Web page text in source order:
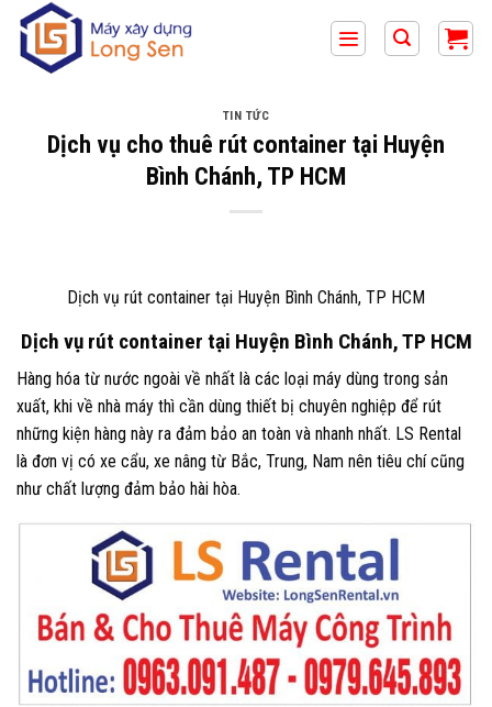
qua
TIN TỨC
Dịch vụ cho thuê rút container tại Huyện
Bình Chánh, TP HCM
Dịch vụ rút container tại Huyện Bình Chánh, TP HCM
Dịch vụ rút container tại Huyện Bình Chánh, TP HCM
Hàng hóa từ nước ngoài về nhất là các loại máy dùng trong sản
xuất, khi về nhà máy thì cần dùng thiết bị chuyên nghiệp để rút
những kiện hàng này ra đảm bảo an toàn và nhanh nhất. LS Rental
là đơn vị có xe cẩu, xe nâng từ Bắc, Trung, Nam nên tiêu chí cũng
như chất lượng đảm bảo hài hòa.